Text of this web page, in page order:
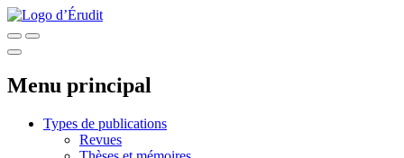
Menu principal
Types de publications
Revues